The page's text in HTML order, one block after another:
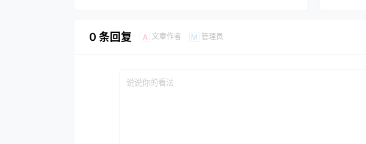
0 条回复 A 文章作者 M 管理员